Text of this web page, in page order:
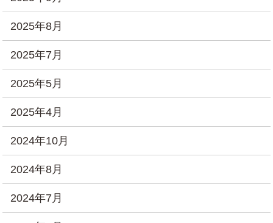
2025年8月
2025年7月
2025年5月
2025年4月
2024年10月
2024年8月
2024年7月